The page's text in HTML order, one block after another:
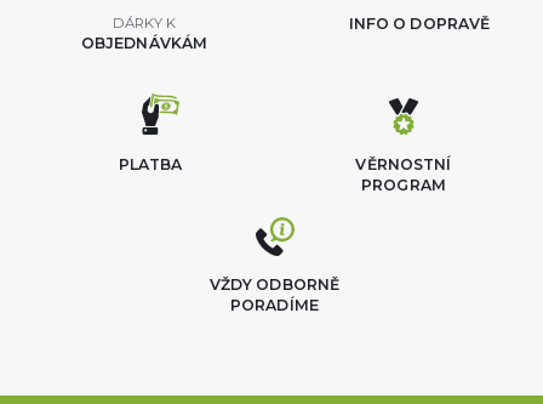
DÁRKY K
OBJEDNÁVKÁM
INFO O DOPRAVĚ
VĚRNOSTNÍ
PROGRAM
PLATBA
VŽDY ODBORNĚ
PORADÍME